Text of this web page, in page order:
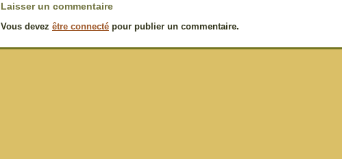
Laisser un commentaire
Vous devez être connecté pour publier un commentaire.